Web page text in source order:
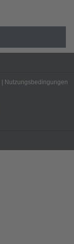
| Nutzungsbedingungen